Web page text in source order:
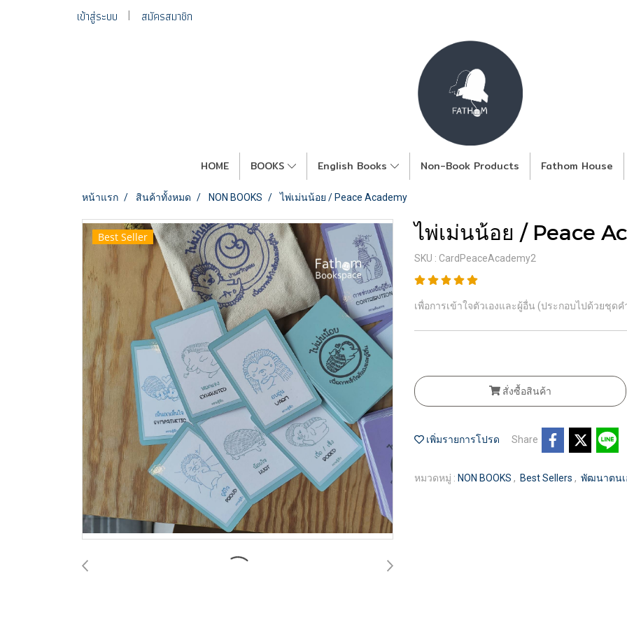
เข้าสู่ระบบ สมัครสมาชิก
HOME BOOKS English Books Non-Book Products Fathom House
หน้าแรก สินค้าทั้งหมด NON BOOKS ไพ่เม่นน้อย / Peace Academy
Best Seller ไพ่เม่นน้อย / Peace
SKU : CardPeaceAcademy2
เพื่อการเข้าใจตัวเองและผู้อื่น (ประกอบไปด้วยชุด
สั่งซื้อสินค้า
เพิ่มรายการโปรด Share
หมวดหมู่ : NON BOOKS , Best Sellers , พัฒนาตนเ